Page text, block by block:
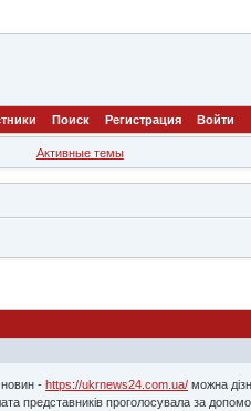
Поиск Регистрация Войти
Активные темы
новин -https://ukrnews24.com.ua/ можна
представників проголосувала за